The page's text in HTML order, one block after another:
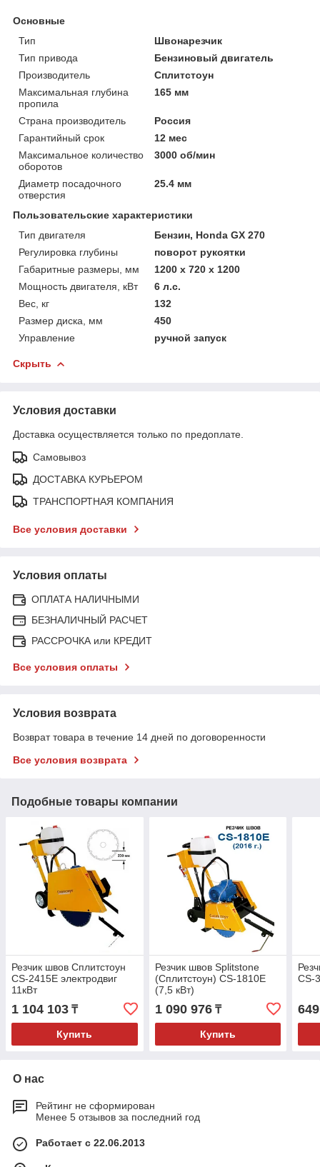
Основные
Тип
Швонарезчик
Тип привода
Бензиновый двигатель
Производитель
Сплитстоун
Максимальная глубина
пропила
165 мм
Страна производитель
Россия
Гарантийный срок
12 мес
Максимальное количество
оборотов
3000 об/мин
Диаметр посадочного
отверстия
25.4 мм
Пользовательские характеристики
Тип двигателя
Бензин, Honda GX 270
Регулировка глубины
поворот рукоятки
Габаритные размеры, мм
1200 x 720 x 1200
Мощность двигателя, кВт
6 л.с.
Вес, кг
132
Размер диска, мм
450
Управление
ручной запуск
Скрыть
Условия доставки
Доставка осуществляется только по предоплате.
Самовывоз
ДОСТАВКА КУРЬЕРОМ
ТРАНСПОРТНАЯ КОМПАНИЯ
Все условия доставки
Условия оплаты
ОПЛАТА НАЛИЧНЫМИ
БЕЗНАЛИЧНЫЙ РАСЧЕТ
РАССРОЧКА или КРЕДИТ
Все условия оплаты
Условия возврата
Возврат товара в течение 14 дней по договоренности
Все условия возврата
Подобные товары компании
Резчик швов Сплитстоун
CS-2415E электродвиг
11кВт
1 104 103 ₸
Купить
Резчик швов Splitstone
(Сплитстоун) CS-1810E
(7,5 кВт)
1 090 976₸
Купить
CS-
О нас
Рейтинг не сформирован
Менее 5 отзывов за последний год
Работает с 22.06.2013